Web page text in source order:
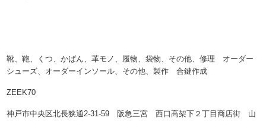
靴、鞄、くつ、かばん、革モノ、履物、袋物、その他、修理 オーダー
シューズ、オーダーインソール、その他、製作 合鍵作成
ZEEK70
神戸市中央区北長狭通2-31-59 阪急三宮 西口高架下２丁目商店街 山